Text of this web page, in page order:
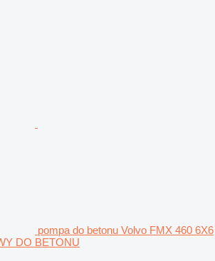
pompa do betonu Volvo FMX 460 6X6
DO BETONU